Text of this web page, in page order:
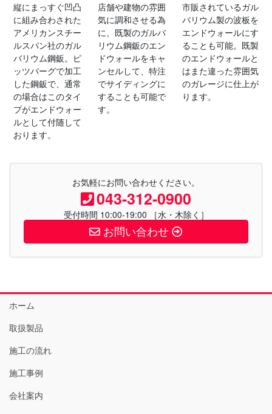
縦にまっすぐ凹凸
に組み合わされた
アメリカンスチー
ルスパン社のガル
バリウム鋼鈑。ピ
ッツバーグで加工
した鋼鈑で、通常
の場合はこのタイ
プがエンドウォー
ルとして付随して
おります。
店舗や建物の雰囲
気に調和させる為
に、既製のガルバ
リウム鋼鈑のエン
ドウォールをキャ
ンセルして、特注
でサイディングに
することも可能で
す。
市販されているガル
バリウム製の波板を
エンドウォールにす
ることも可能。既製
のエンドウォールと
はまた違った雰囲気
のガレージに仕上が
ります。
お気軽にお問い合わせください。
043-312-0900
受付時間 10:00-19:00 ［水・木除く］
お問い合わせ
ホーム
取扱製品
施工の流れ
施工事例
会社案内